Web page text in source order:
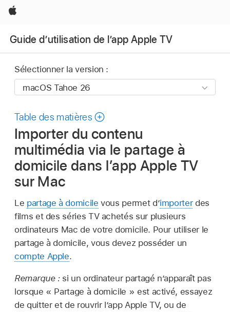
Apple
Guide d’utilisation de l’app Apple TV
Sélectionner la version :
Table des matières
Importer du contenu
multimédia via le partage à
domicile dans l’app Apple TV
sur Mac
Le partage à domicile vous permet d’importerdes
films et des séries TV achetés sur plusieurs
ordinateurs Mac de votre domicile. Pour utiliser le
partage à domicile, vous devez posséder un
compte Apple.
Remarque : si un ordinateur partagé n’apparaît pas
lorsque « Partage à domicile » est activé, essayez
de quitter et de rouvrir l’app Apple TV, ou de